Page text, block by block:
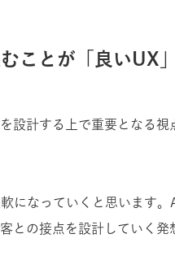
ことが「良いUX
設計する上で重要となる
になっていくと思います
との接点を設計していく発